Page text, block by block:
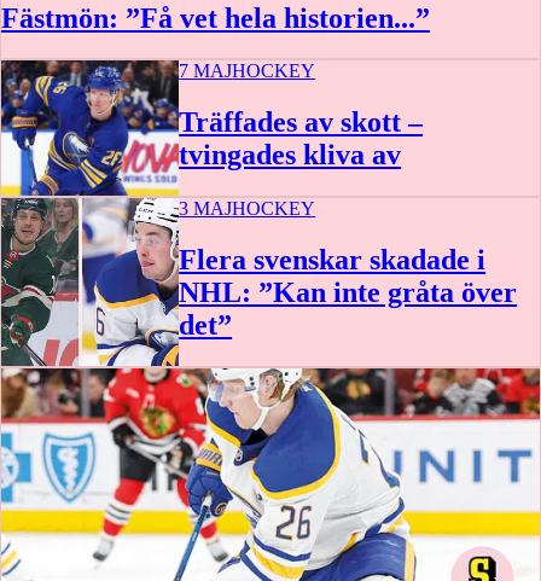
Fästmön: ”Få vet hela historien...”
7 MAJHOCKEY
Träffades av skott –
tvingades kliva av
3 MAJHOCKEY
Flera svenskar skadade i
NHL: ”Kan inte gråta över
det”